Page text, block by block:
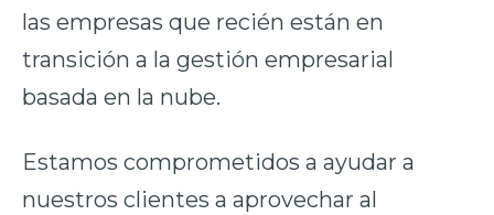
las empresas que recién están en
transición a la gestión empresarial
basada en la nube.
Estamos comprometidos a ayudar a
nuestros clientes a aprovechar al